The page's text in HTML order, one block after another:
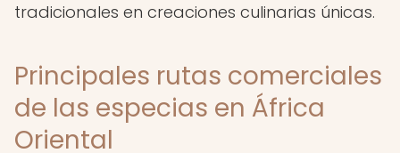
tradicionales en creaciones culinarias únicas.
Principales rutas comerciales
de las especias en África
Oriental